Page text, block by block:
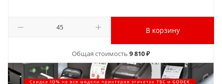
В корзину
Общая стоимость 9 810 ₽